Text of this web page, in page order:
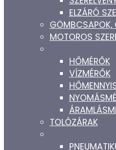
ELZÁRÓ
GÖMBCSAPOK,
MOTOROS
HŐMÉRŐK
VÍZMÉRŐK
TOLÓZÁRAK